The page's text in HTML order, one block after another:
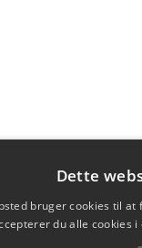
Dette
bruger cookies til
du alle cookies